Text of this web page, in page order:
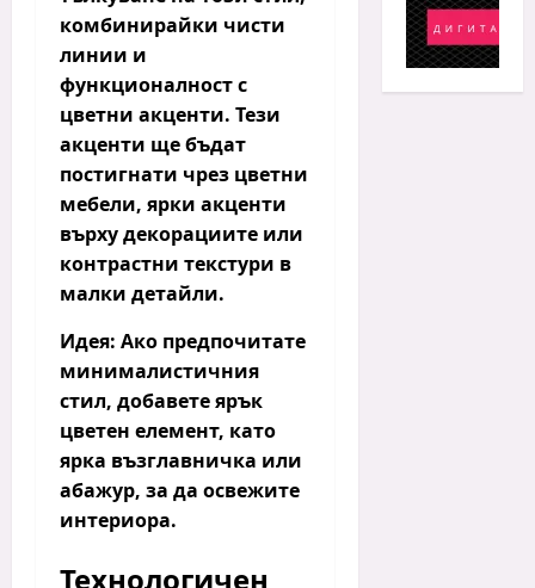
комбинирайки чисти
линии и
функционалност с
цветни акценти. Тези
акценти ще бъдат
постигнати чрез цветни
мебели, ярки акценти
върху декорациите или
контрастни текстури в
малки детайли.
Идея: Ако предпочитате
минималистичния
стил, добавете ярък
цветен елемент, като
ярка възглавничка или
абажур, за да освежите
интериора.
Технологичен